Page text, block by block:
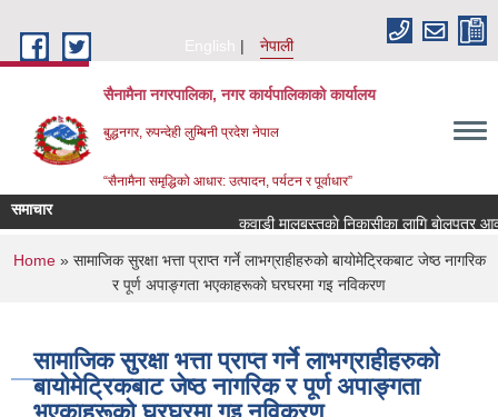
English
नेपाली
सैनामैना नगरपालिका, नगर कार्यपालिकाको कार्यालय
बुद्धनगर, रुपन्देही लुम्बिनी प्रदेश नेपाल
“सैनामैना समृद्धिको आधार: उत्पादन, पर्यटन र पूर्वाधार”
समाचार
कवाडी मालबस्तुकाे निकासीका लागि बाेलपत्र
You are here
Home» सामाजिक सुरक्षा भत्ता प्राप्त गर्ने लाभग्राहीहरुको बायोमेट्रिकबाट जेष्ठ नागरिक
र पूर्ण अपाङ्गता भएकाहरूकाे घरघरमा गइ नविकरण
सामाजिक सुरक्षा भत्ता प्राप्त गर्ने लाभग्राहीहरुको
बायोमेट्रिकबाट जेष्ठ नागरिक र पूर्ण अपाङ्गता